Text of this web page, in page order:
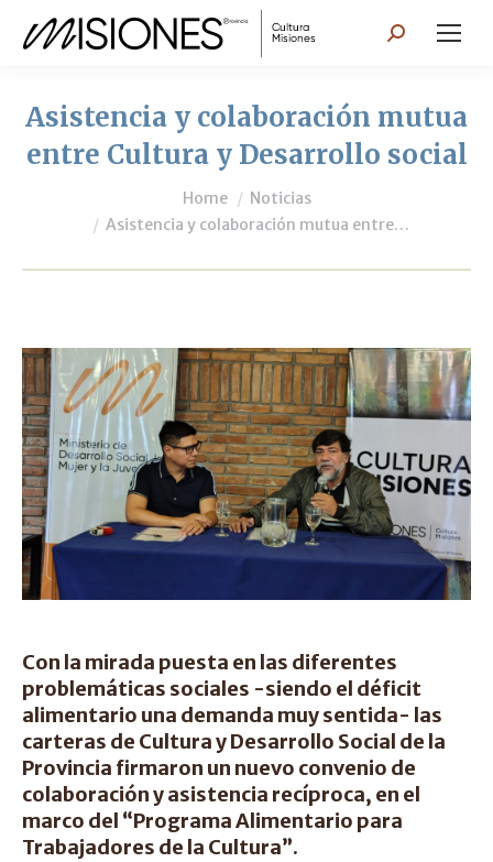
Search:
Asistencia y colaboración mutua
entre Cultura y Desarrollo social
Home
Noticias
Asistencia y colaboración mutua entre…
Con la mirada puesta en las diferentes
problemáticas sociales -siendo el déficit
alimentario una demanda muy sentida- las
carteras de Cultura y Desarrollo Social de la
Provincia firmaron un nuevo convenio de
colaboración y asistencia recíproca, en el
marco del “Programa Alimentario para
Trabajadores de la Cultura”.